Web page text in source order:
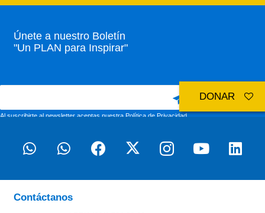
Únete a nuestro Boletín
"Un PLAN para Inspirar"
Al suscribirte al newsletter aceptas nuestraPolítica de Privacidad
Contáctanos
DONAR